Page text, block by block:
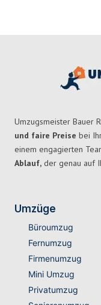
Umzugsmeister Bauer
und faire Preise bei
einem engagierten
Ablauf, der genau auf
Umzüge
Büroumzug
Fernumzug
Firmenumzug
Mini Umzug
Privatumzug